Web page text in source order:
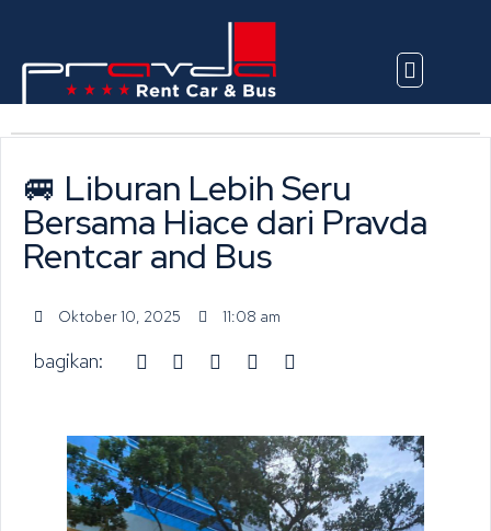
🚐 Liburan Lebih Seru
Bersama Hiace dari Pravda
Rentcar and Bus
Oktober 10, 2025 11:08 am
bagikan: